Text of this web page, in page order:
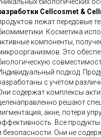
Cellcosmet &
лежат передовые
Косметика
компоненты,
Это
подход.
с учётом
содержат комплексы
решают
акне, потеря упругости и
Все
безопасности. Они не